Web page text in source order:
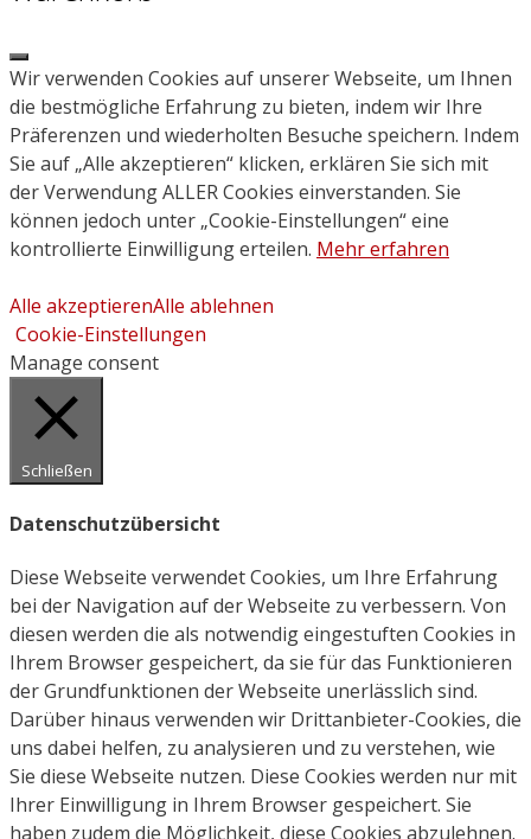
Close
Wir verwenden Cookies auf unserer Webseite, um Ihnen
die bestmögliche Erfahrung zu bieten, indem wir Ihre
Präferenzen und wiederholten Besuche speichern. Indem
Sie auf „Alle akzeptieren“ klicken, erklären Sie sich mit
der Verwendung ALLER Cookies einverstanden. Sie
können jedoch unter „Cookie-Einstellungen“ eine
kontrollierte Einwilligung erteilen. Mehr erfahren
Alle akzeptierenAlle ablehnen
Cookie-Einstellungen
Manage consent
Schließen
Datenschutzübersicht
Diese Webseite verwendet Cookies, um Ihre Erfahrung
bei der Navigation auf der Webseite zu verbessern. Von
diesen werden die als notwendig eingestuften Cookies in
Ihrem Browser gespeichert, da sie für das Funktionieren
der Grundfunktionen der Webseite unerlässlich sind.
Darüber hinaus verwenden wir Drittanbieter-Cookies, die
uns dabei helfen, zu analysieren und zu verstehen, wie
Sie diese Webseite nutzen. Diese Cookies werden nur mit
Ihrer Einwilligung in Ihrem Browser gespeichert. Sie
haben zudem die Möglichkeit, diese Cookies abzulehnen.